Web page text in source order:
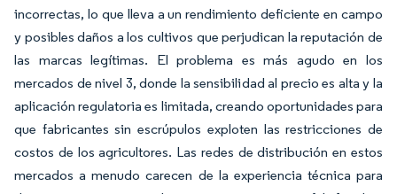
incorrectas, lo que lleva a un rendimiento deficiente en campo
y posibles daños a los cultivos que perjudican la reputación de
las marcas legítimas. El problema es más agudo en los
mercados de nivel 3, donde la sensibilidad al precio es alta y la
aplicación regulatoria es limitada, creando oportunidades para
que fabricantes sin escrúpulos exploten las restricciones de
costos de los agricultores. Las redes de distribución en estos
mercados a menudo carecen de la experiencia técnica para